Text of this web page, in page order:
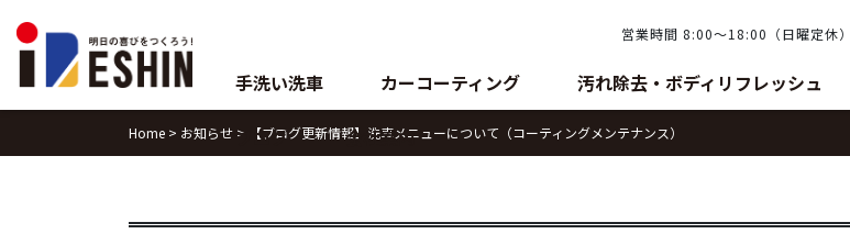
to
content
営業時間 8:00〜18:00（日曜定休）
手洗い洗車 カーコーティング 汚れ除去・ボディリフレッシュ
ブログ 会社案内
Home > お知らせ > 【ブログ更新情報】洗車メニューについて（コーティングメンテナンス）